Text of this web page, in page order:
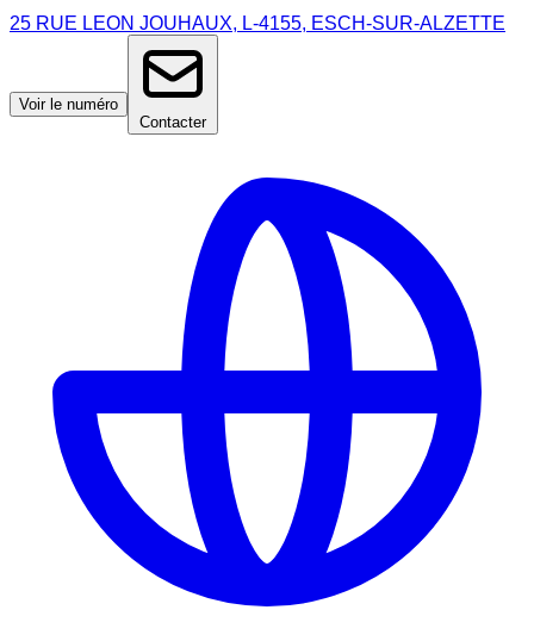
25 RUE LEON JOUHAUX, L-4155, ESCH-SUR-ALZETTE
Voir le numéro
Contacter